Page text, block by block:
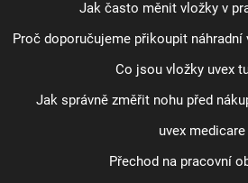
Jak často měnit vložky v
Proč doporučujeme přikoupit náhradní
Co jsou vložky uvex
Jak správně změřit nohu před
uvex medicare
Přechod na pracovní